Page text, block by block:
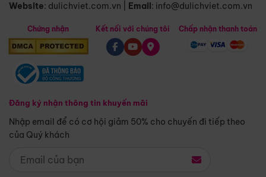
Website: dulichviet.com.vn Email: info@dulichviet.com.vn
Chứng nhận
Đăng ký nhận thông tin khuyến mãi
Nhập email để có cơ hội giảm 50% cho chuyến đi tiếp theo
của Quý khách
Kết nối với chúng tôi Chấp nhận thanh toán